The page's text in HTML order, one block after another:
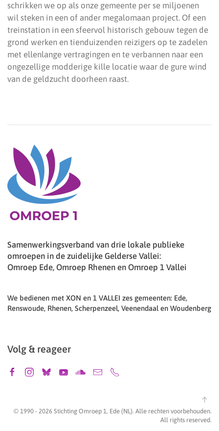
schrikken we op als onze gemeente per se miljoenen
wil steken in een of ander megalomaan project. Of een
treinstation in een sfeervol historisch gebouw tegen de
grond werken en tienduizenden reizigers op te zadelen
met ellenlange vertragingen en te verbannen naar een
ongezellige modderige kille locatie waar de gure wind
van de geldzucht doorheen raast.
Samenwerkingsverband van drie lokale publieke
omroepen in de zuidelijke Gelderse Vallei:
Omroep Ede, Omroep Rhenen en Omroep 1 Vallei
We bedienen met XON en 1 VALLEI zes gemeenten: Ede,
Renswoude, Rhenen, Scherpenzeel, Veenendaal en Woudenberg
Volg & reageer
© 1990 - 2026 Stichting Omroep 1, Ede (NL). Alle rechten voorbehouden.
All rights reserved.